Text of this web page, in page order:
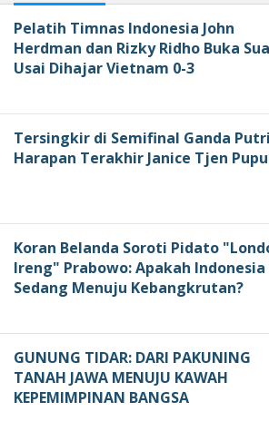
Pelatih Timnas Indonesia John
Herdman dan Rizky Ridho Buka
Usai Dihajar Vietnam 0-3
Tersingkir di Semifinal Ganda
Harapan Terakhir Janice Tjen
Koran Belanda Soroti Pidato
Ireng" Prabowo: Apakah Indonesia
Sedang Menuju Kebangkrutan?
GUNUNG TIDAR: DARI PAKUNING
TANAH JAWA MENUJU KAWAH
KEPEMIMPINAN BANGSA